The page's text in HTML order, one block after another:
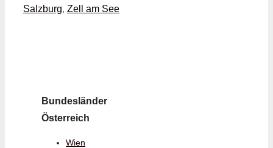
Salzburg, Zell am See
Bundesländer
Österreich
Wien